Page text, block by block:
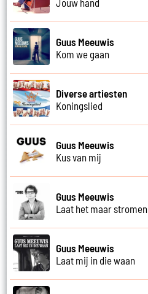
Guus Meeuwis
Kom we gaan
Diverse artiesten
Koningslied
Guus Meeuwis
Kus van mij
Guus Meeuwis
Laat het maar stromen
Guus Meeuwis
Laat mij in die waan